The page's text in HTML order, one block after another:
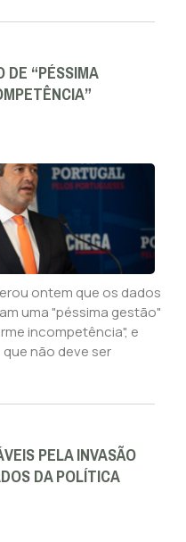
DE “PÉSSIMA
ontem que os dados
uma "péssima gestão"
incompetência", e
não deve ser
PELA INVASÃO
DA POLÍTICA